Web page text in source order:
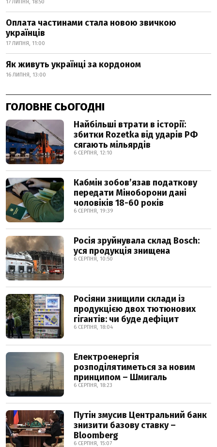
17 ЛИПНЯ, 18:50
Оплата частинами стала новою звичкою
українців
17 ЛИПНЯ, 11:00
Як живуть українці за кордоном
16 ЛИПНЯ, 13:00
ГОЛОВНЕ СЬОГОДНІ
Найбільші втрати в історії:
збитки Rozetka від ударів РФ
сягають мільярдів
6 СЕРПНЯ, 12:10
Кабмін зобовʼязав податкову
передати Міноборони дані
чоловіків 18-60 років
6 СЕРПНЯ, 19:39
Росія зруйнувала склад Bosch:
уся продукція знищена
6 СЕРПНЯ, 10:50
Росіяни знищили склади із
продукцією двох тютюнових
гігантів: чи буде дефіцит
6 СЕРПНЯ, 18:04
Електроенергія
розподілятиметься за новим
принципом – Шмигаль
6 СЕРПНЯ, 18:23
Путін змусив Центральний банк
знизити базову ставку –
Bloomberg
6 СЕРПНЯ, 15:07